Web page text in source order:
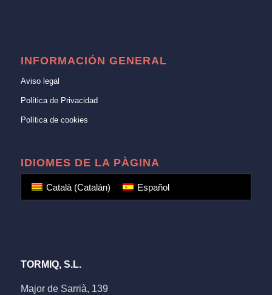
INFORMACIÓN GENERAL
Aviso legal
Política de Privacidad
Política de cookies
IDIOMES DE LA PÀGINA
Català(Catalán) Español
TORMIQ, S.L.
Major de Sarrià, 139